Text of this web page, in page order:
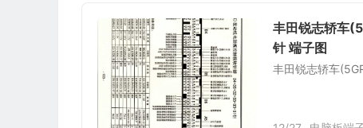
丰田锐志轿车
针 端子图
丰田锐志轿车